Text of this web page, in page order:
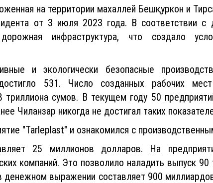
на территории махаллей Бешқуркон и
от 3 июля 2023 года. В соответствии с
дорожная инфраструктура, что создало
и экологически безопасные
531. Число созданных рабочих
сумов. В текущем году 50
Чиланзар никогда не достигал таких
"Tarleplast" и ознакомился с
25 миллионов долларов. На
компаний. Это позволило наладить выпуск
выражении составляет 900